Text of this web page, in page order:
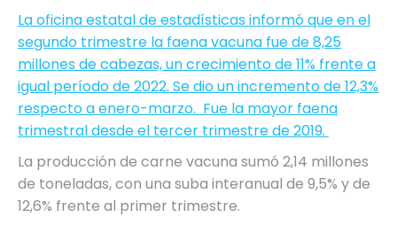
La oficina estatal de estadísticas informó que en el
segundo trimestre la faena vacuna fue de 8,25
millones de cabezas, un crecimiento de 11% frente a
igual período de 2022. Se dio un incremento de 12,3%
respecto a enero-marzo. Fue la mayor faena
trimestral desde el tercer trimestre de 2019.
La producción de carne vacuna sumó 2,14 millones
de toneladas, con una suba interanual de 9,5% y de
12,6% frente al primer trimestre.